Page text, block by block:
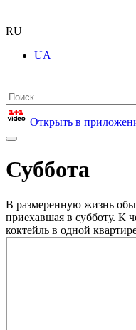
RU
UA
Открыть в
Суббота
В размеренную жизнь
приехавшая в субботу. К
коктейль в одной